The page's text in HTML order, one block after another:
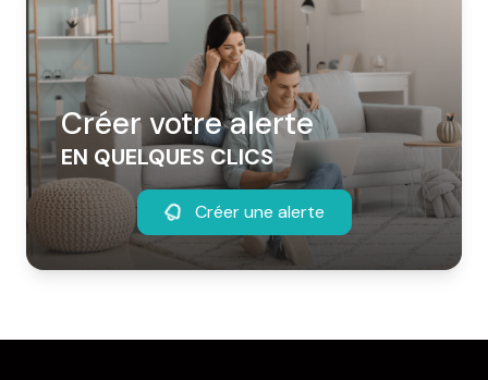
Créer votre alerte
EN QUELQUES CLICS
Créer une alerte